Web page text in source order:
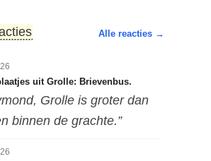
Alle reacties →
uit Grolle: Brievenbus.
Grolle is groter dan
binnen de grachte.”